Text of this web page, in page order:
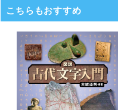
こちらもおすすめ